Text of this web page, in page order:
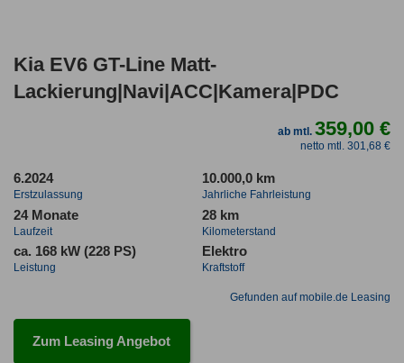
Kia EV6 GT-Line Matt-
Lackierung|Navi|ACC|Kamera|PDC
ab mtl.359,00 €
netto mtl. 301,68 €
6.2024
Erstzulassung
10.000,0 km
Jahrliche Fahrleistung
24 Monate
Laufzeit
28 km
Kilometerstand
ca. 168 kW (228 PS)
Leistung
Elektro
Kraftstoff
Gefunden auf mobile.de Leasing
Zum Leasing Angebot